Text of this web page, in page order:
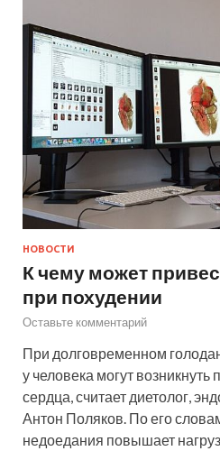
НОВОСТИ
К чему может
при похудении
Оставьте комментарий
При долговременном
у человека могут
сердца, считает диетолог,
Антон Поляков. По его
недоедания повышает